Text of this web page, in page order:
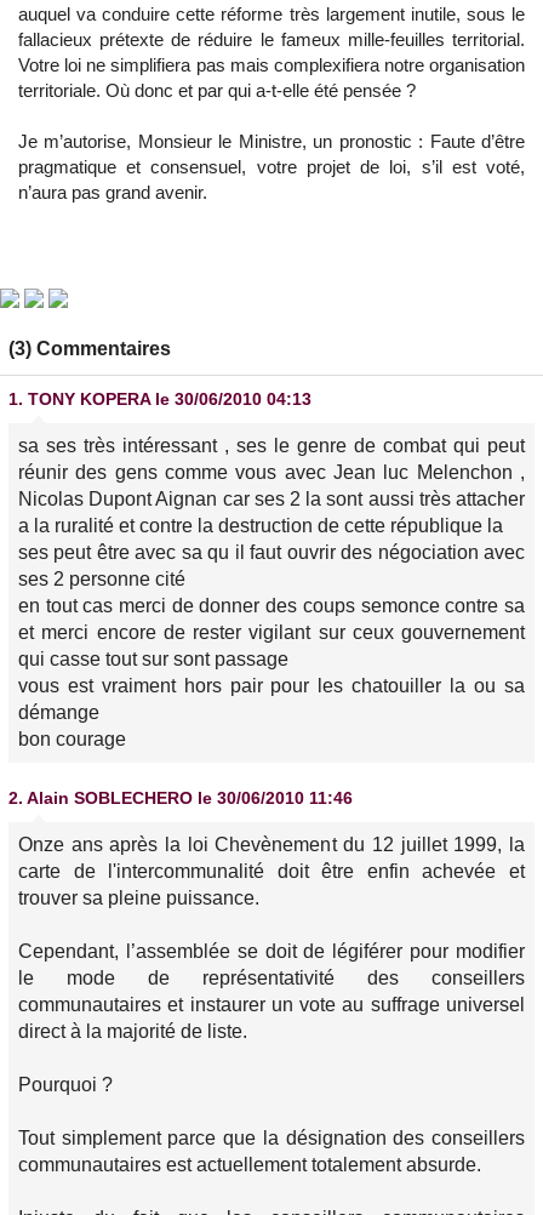
auquel va conduire cette réforme très largement inutile, sous le
fallacieux prétexte de réduire le fameux mille-feuilles territorial.
Votre loi ne simplifiera pas mais complexifiera notre organisation
territoriale. Où donc et par qui a-t-elle été pensée ?
Je m’autorise, Monsieur le Ministre, un pronostic : Faute d’être
pragmatique et consensuel, votre projet de loi, s’il est voté,
n’aura pas grand avenir.
(3) Commentaires
1. TONY KOPERA le 30/06/2010 04:13
sa ses très intéressant , ses le genre de combat qui peut
réunir des gens comme vous avec Jean luc Melenchon ,
Nicolas Dupont Aignan car ses 2 la sont aussi très attacher
a la ruralité et contre la destruction de cette république la
ses peut être avec sa qu il faut ouvrir des négociation avec
ses 2 personne cité
en tout cas merci de donner des coups semonce contre sa
et merci encore de rester vigilant sur ceux gouvernement
qui casse tout sur sont passage
vous est vraiment hors pair pour les chatouiller la ou sa
démange
bon courage
2. Alain SOBLECHERO le 30/06/2010 11:46
Onze ans après la loi Chevènement du 12 juillet 1999, la
carte de l'intercommunalité doit être enfin achevée et
trouver sa pleine puissance.
Cependant, l’assemblée se doit de légiférer pour modifier
le mode de représentativité des conseillers
communautaires et instaurer un vote au suffrage universel
direct à la majorité de liste.
Pourquoi ?
Tout simplement parce que la désignation des conseillers
communautaires est actuellement totalement absurde.